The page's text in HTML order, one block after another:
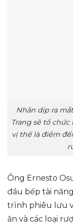
Nhân dịp ra
Trang sẽ tổ
vị thế là điểm
Ông Ernesto
đầu bếp tài
trình phiêu lưu
ăn và các loại